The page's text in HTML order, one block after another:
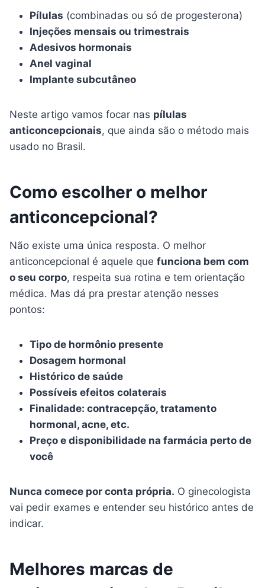
Pílulas (combinadas ou só de progesterona)
Injeções mensais ou trimestrais
Adesivos hormonais
Anel vaginal
Implante subcutâneo
Neste artigo vamos focar nas pílulas
anticoncepcionais, que ainda são o método mais
usado no Brasil.
Como escolher o melhor
anticoncepcional?
Não existe uma única resposta. O melhor
anticoncepcional é aquele que funciona bem com
o seu corpo, respeita sua rotina e tem orientação
médica. Mas dá pra prestar atenção nesses
pontos:
Tipo de hormônio presente
Dosagem hormonal
Histórico de saúde
Possíveis efeitos colaterais
Finalidade: contracepção, tratamento
hormonal, acne, etc.
Preço e disponibilidade na farmácia perto de
você
Nunca comece por conta própria. O ginecologista
vai pedir exames e entender seu histórico antes de
indicar.
Melhores marcas de